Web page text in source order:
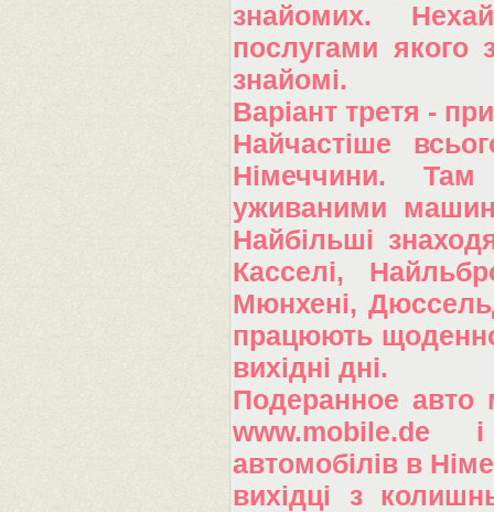
знайомих.
послугами якого
знайомі.
Варіант третя -
Найчастіше
Німеччини. Там
уживаними
Найбільші
Касселі,
Мюнхені,
працюють
вихідні дні.
Подеранное авто
www.mobile.de
автомобілів в
вихідці з